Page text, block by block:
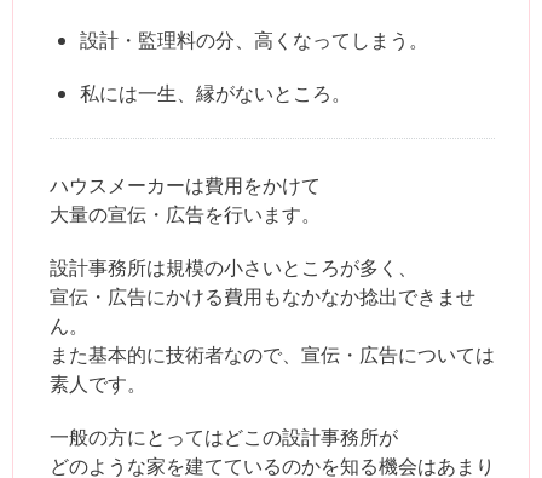
設計・監理料の分、高くなってしまう。
私には一生、縁がないところ。
ハウスメーカーは費用をかけて
大量の宣伝・広告を行います。
設計事務所は規模の小さいところが多く、
宣伝・広告にかける費用もなかなか捻出できませ
ん。
また基本的に技術者なので、宣伝・広告については
素人です。
一般の方にとってはどこの設計事務所が
どのような家を建てているのかを知る機会はあまり